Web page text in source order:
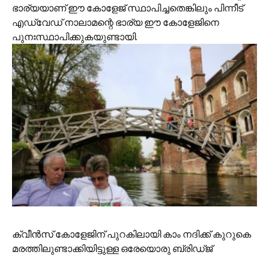
ഭാര്യയാണ് ഈ കോളേജ് സ്ഥാപിച്ചതെങ്കിലും പിന്നീട്
എഡ്‌വേഡ് നാലാമന്റെ ഭാര്യ ഈ കോളേജിനെ
പുനഃസ്ഥാപിക്കുകയുണ്ടായി.
ക്വീന്‍സ് കോളേജിന് പുറകിലായി കാം നദിക്ക് കുറുകെ
മരത്തിലുണ്ടാക്കിയിട്ടുള്ള ഒരേയൊരു ബ്രിഡ്ജ്